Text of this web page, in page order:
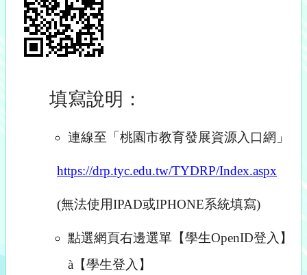
填寫說明：
連線至「桃園市教育發展資源入口網」
https://drp.tyc.edu.tw/TYDRP/Index.aspx
(無法使用IPAD或IPHONE系統填寫)
點選網頁右邊選單【學生OpenID登入】
à 【學生登入】